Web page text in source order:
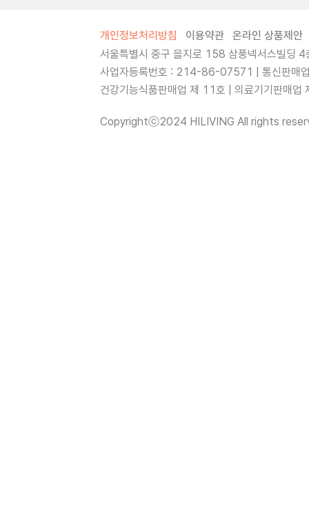
개인정보처리방침 이용약관
온라인 상품제안
서울특별시 중구 을지로 158 삼풍넥서스빌딩
사업자등록번호 : 214-86-07571 | 통신판매
건강기능식품판매업 제 11호 | 의료기기판매
Copyrightⓒ2024 HILIVING All rights